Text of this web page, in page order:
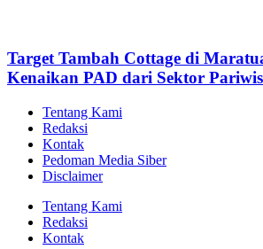
Target Tambah Cottage di
Kenaikan PAD dari Sektor
Tentang Kami
Redaksi
Kontak
Pedoman Media Siber
Disclaimer
Tentang Kami
Redaksi
Kontak